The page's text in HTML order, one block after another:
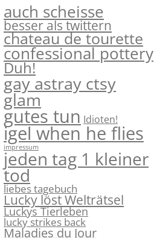
auch scheisse
besser als twittern
chateau de tourette
confessional pottery
Duh!
gay astray ctsy
glam
gutes tun Idioten!
igel when he flies
impressum
jeden tag 1 kleiner
tod
liebes tagebuch
Lucky löst Welträtsel
Luckys Tierleben
lucky strikes back
Maladies du Jour